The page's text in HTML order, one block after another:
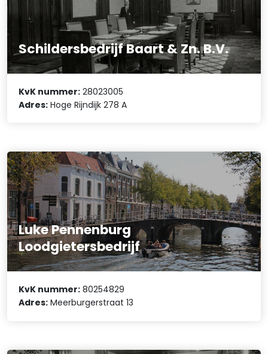
Schildersbedrijf Baart & Zn. B.V.
KvK nummer: 28023005
Adres: Hoge Rijndijk 278 A
Luke Pennenburg
Loodgietersbedrijf
KvK nummer: 80254829
Adres: Meerburgerstraat 13